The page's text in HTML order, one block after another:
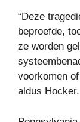
“Deze
beproefde,
ze worden
voorkomen
aldus Hocker.